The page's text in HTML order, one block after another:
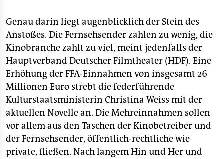
Genau darin liegt augenblicklich der Stein des
Anstoßes. Die Fernsehsender zahlen zu wenig, die
Kinobranche zahlt zu viel, meint jedenfalls der
Hauptverband Deutscher Filmtheater (HDF). Eine
Erhöhung der FFA-Einnahmen von insgesamt 26
Millionen Euro strebt die federführende
Kulturstaatsministerin Christina Weiss mit der
aktuellen Novelle an. Die Mehreinnahmen sollen
vor allem aus den Taschen der Kinobetreiber und
der Fernsehsender, öffentlich-rechtliche wie
private, fließen. Nach langem Hin und Her und